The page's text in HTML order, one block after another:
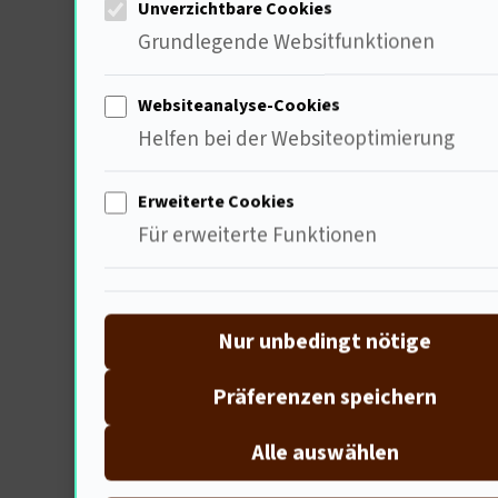
Die Bedeutung von
Wie beeinflussen
spannende Perspektiven
António Lobo Antunes:
António Lobo Antunes,
psychologischen
Der Einfluss von Peter
Peter Schneider, ein
Seine Werke und sein
Die Schatten der
Die Auseinandersetzung
Unverzichtbare Cookies
Grundlegende Websitfunktionen
Websiteanalyse-Cookies
Helfen bei der Websiteoptimierung
Erweiterte Cookies
Für erweiterte Funktionen
Nur unbedingt nötige
Präferenzen speichern
Alle auswählen